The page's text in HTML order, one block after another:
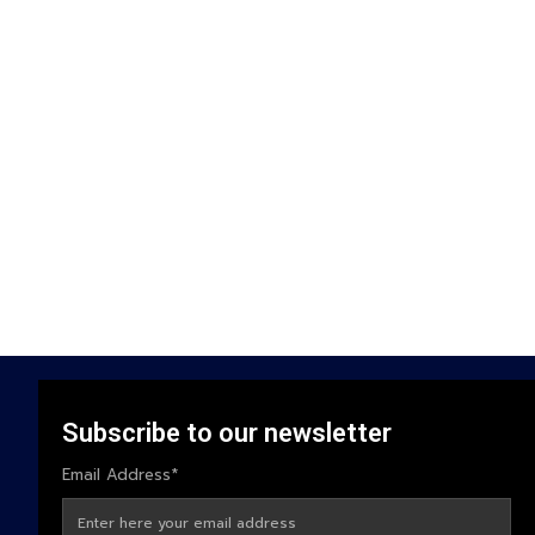
Subscribe to our newsletter
Email Address*